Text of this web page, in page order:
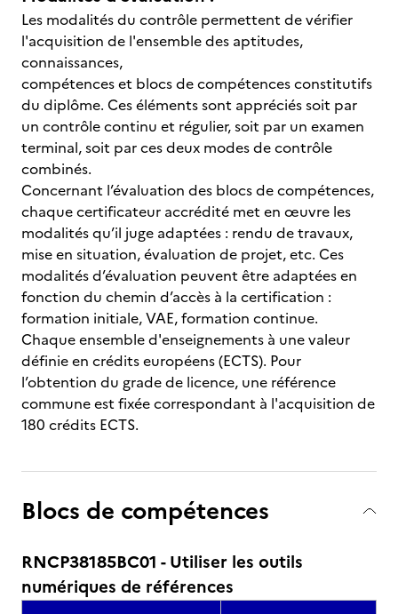
Les modalités du contrôle permettent de vérifier
l'acquisition de l'ensemble des aptitudes,
connaissances,
compétences et blocs de compétences constitutifs
du diplôme. Ces éléments sont appréciés soit par
un contrôle continu et régulier, soit par un examen
terminal, soit par ces deux modes de contrôle
combinés.
Concernant l’évaluation des blocs de compétences,
chaque certificateur accrédité met en œuvre les
modalités qu’il juge adaptées : rendu de travaux,
mise en situation, évaluation de projet, etc. Ces
modalités d’évaluation peuvent être adaptées en
fonction du chemin d’accès à la certification :
formation initiale, VAE, formation continue.
Chaque ensemble d'enseignements à une valeur
définie en crédits européens (ECTS). Pour
l’obtention du grade de licence, une référence
commune est fixée correspondant à l'acquisition de
180 crédits ECTS.
Blocs de compétences
RNCP38185BC01 - Utiliser les outils
numériques de références